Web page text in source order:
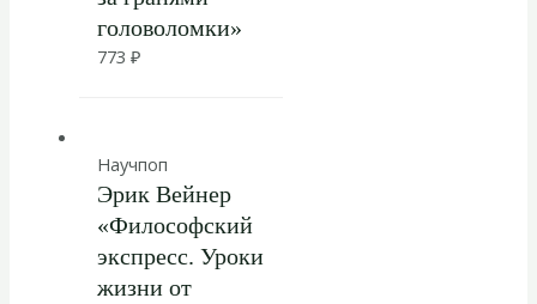
головоломки»
773 ₽
Научпоп
Эрик Вейнер
«Философский
экспресс. Уроки
жизни от